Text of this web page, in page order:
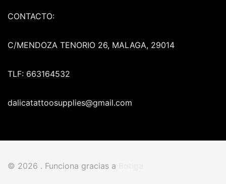
CONTACTO:
C/MENDOZA TENORIO 26, MALAGA, 29014
TLF: 663164532
dalicatattoosupplies@gmail.com
© 2026 . Funciona gracias a